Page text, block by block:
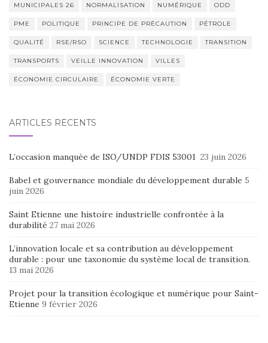
MUNICIPALES 26 NORMALISATION NUMÉRIQUE ODD
PME POLITIQUE PRINCIPE DE PRÉCAUTION PÉTROLE
QUALITÉ RSE/RSO SCIENCE TECHNOLOGIE TRANSITION
TRANSPORTS VEILLE INNOVATION VILLES
ÉCONOMIE CIRCULAIRE ÉCONOMIE VERTE
ARTICLES RÉCENTS
L’occasion manquée de ISO/UNDP FDIS 53001 23 juin 2026
Babel et gouvernance mondiale du développement durable 5
juin 2026
Saint Etienne une histoire industrielle confrontée à la
durabilité 27 mai 2026
L’innovation locale et sa contribution au développement
durable : pour une taxonomie du système local de transition.
13 mai 2026
Projet pour la transition écologique et numérique pour Saint-
Etienne 9 février 2026